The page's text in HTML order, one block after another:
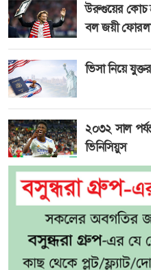
উরুগুয়ের কোচ
বল জয়ী
ভিসা নিয়ে
২০৩২ সাল
ভিনিসিয়ুস